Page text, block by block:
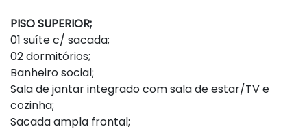
PISO SUPERIOR;
01 suíte c/ sacada;
02 dormitórios;
Banheiro social;
Sala de jantar integrado com sala de estar/TV e
cozinha;
Sacada ampla frontal;